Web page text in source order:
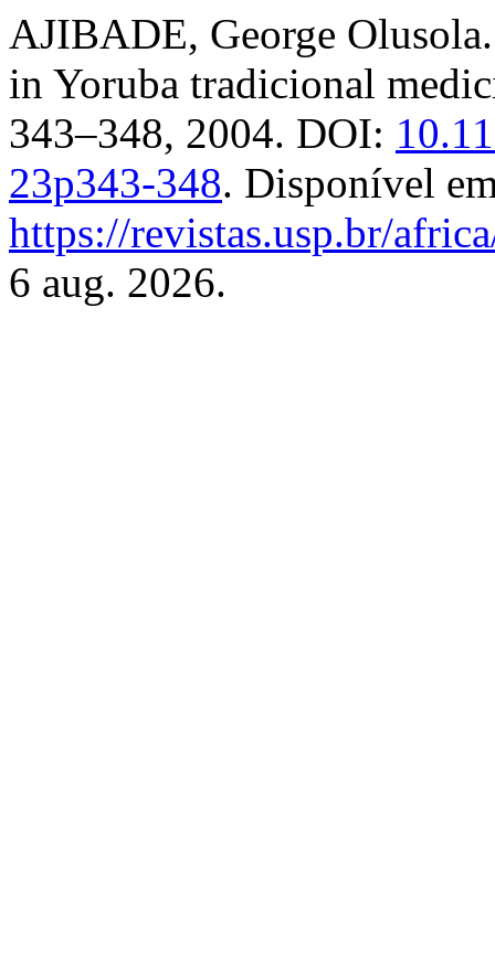
AJIBADE, George
in Yoruba tradicional
343–348, 2004. DOI:
23p343-348. Disponível
https://revistas.usp.br/
6 aug. 2026.